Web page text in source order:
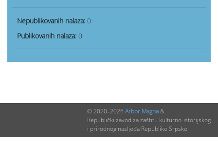
Nepublikovanih nalaza: 0
Publikovanih nalaza: 0
© 2020–2026 Arbor Magna&
Republički zavod za zaštitu kulturno-istorijskog
i prirodnog nasljeđa Republike Srpske